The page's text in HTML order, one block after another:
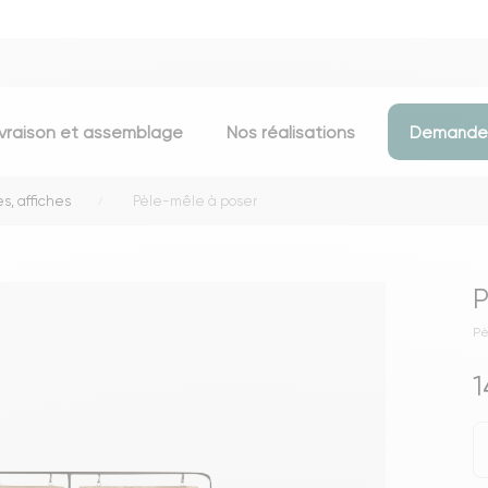
Commodes
Portants &
et assemblage Nos réalisations
affiches Pèle-mêle à poser